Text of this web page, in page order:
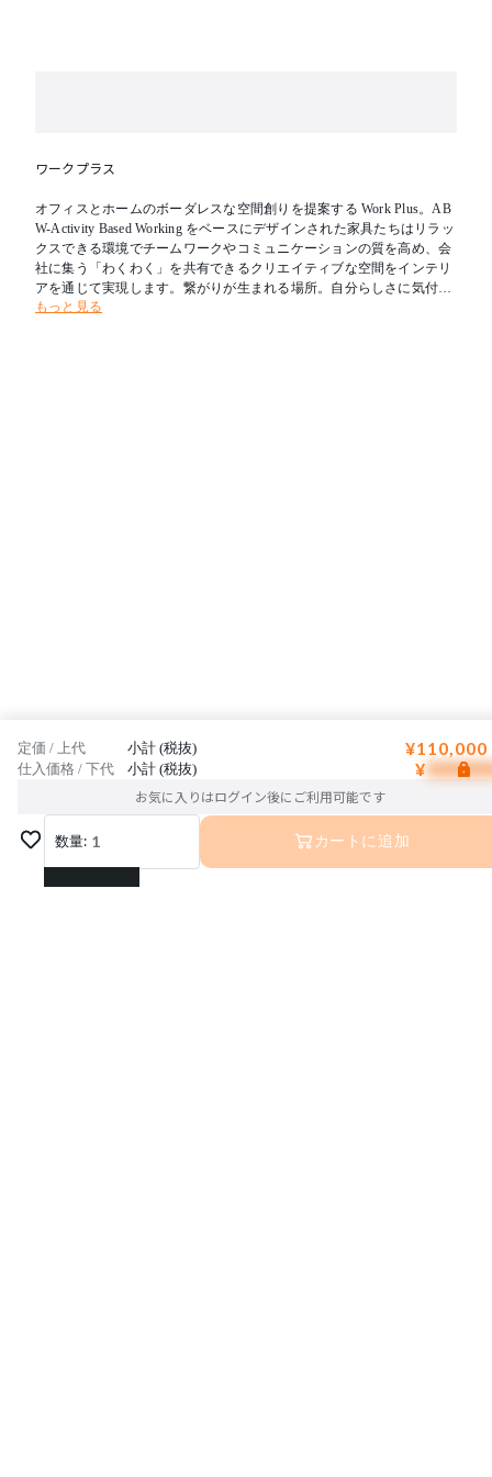
ワークプラス
オフィスとホームのボーダレスな空間創りを提案する Work Plus。AB
W-Activity Based Working をベースにデザインされた家具たちはリラッ
クスできる環境でチームワークやコミュニケーションの質を高め、会
社に集う「わくわく」を共有できるクリエイティブな空間をインテリ
アを通じて実現します。繋がりが生まれる場所。自分らしさに気付け
る場所。目的に出会うことができる場所。Work Plus が私たちの感性
もっと見る
定価 / 上代 小計 (税抜) ¥110,000
仕入価格 / 下代 小計 (税抜) ¥
お気に入りはログイン後にご利用可能です
数量: 1
1
カートに追加